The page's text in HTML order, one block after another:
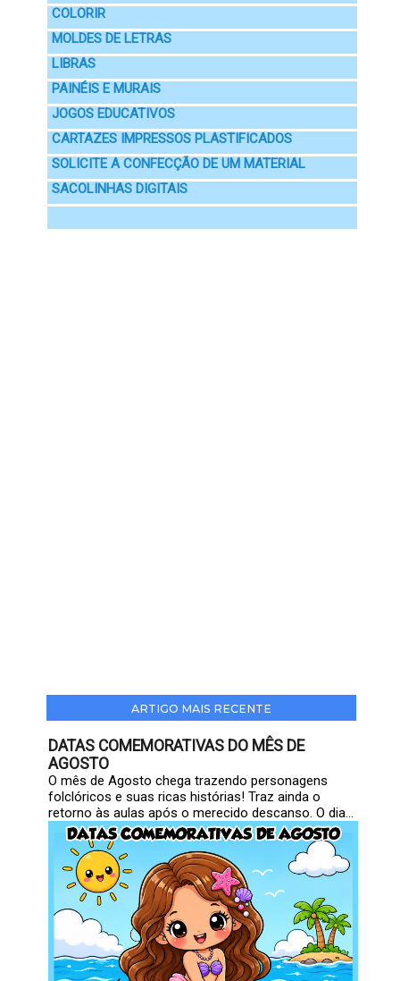
COLORIR
MOLDES DE LETRAS
LIBRAS
PAINÉIS E MURAIS
JOGOS EDUCATIVOS
CARTAZES IMPRESSOS PLASTIFICADOS
SOLICITE A CONFECÇÃO DE UM MATERIAL
SACOLINHAS DIGITAIS
ARTIGO MAIS RECENTE
DATAS COMEMORATIVAS DO MÊS DE
AGOSTO
O mês de Agosto chega trazendo personagens
folclóricos e suas ricas histórias! Traz ainda o
retorno às aulas após o merecido descanso. O dia...